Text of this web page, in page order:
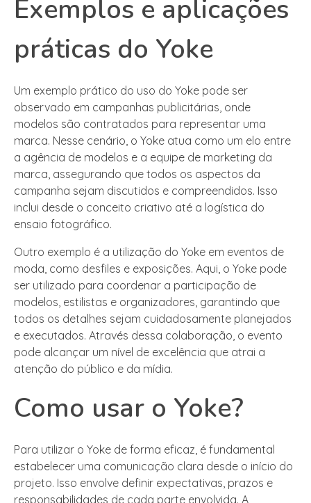
Exemplos e aplicações
práticas do Yoke
Um exemplo prático do uso do Yoke pode ser
observado em campanhas publicitárias, onde
modelos são contratados para representar uma
marca. Nesse cenário, o Yoke atua como um elo entre
a agência de modelos e a equipe de marketing da
marca, assegurando que todos os aspectos da
campanha sejam discutidos e compreendidos. Isso
inclui desde o conceito criativo até a logística do
ensaio fotográfico.
Outro exemplo é a utilização do Yoke em eventos de
moda, como desfiles e exposições. Aqui, o Yoke pode
ser utilizado para coordenar a participação de
modelos, estilistas e organizadores, garantindo que
todos os detalhes sejam cuidadosamente planejados
e executados. Através dessa colaboração, o evento
pode alcançar um nível de excelência que atrai a
atenção do público e da mídia.
Como usar o Yoke?
Para utilizar o Yoke de forma eficaz, é fundamental
estabelecer uma comunicação clara desde o início do
projeto. Isso envolve definir expectativas, prazos e
responsabilidades de cada parte envolvida. A